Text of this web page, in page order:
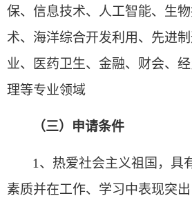
保、信息技术、人工智能、生
术、海洋综合开发利用、先进
业、医药卫生、金融、财会、
理等专业领域
（三）申请条件
1、热爱社会主义祖国，具
素质并在工作、学习中表现突